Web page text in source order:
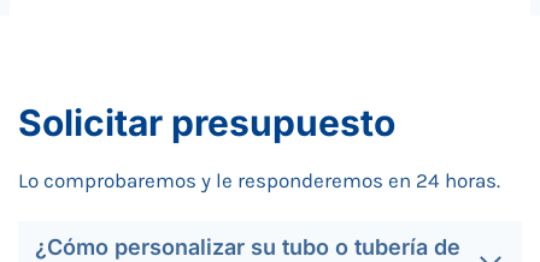
Solicitar presupuesto
Lo comprobaremos y le responderemos en 24 horas.
¿Cómo personalizar su tubo o tubería de